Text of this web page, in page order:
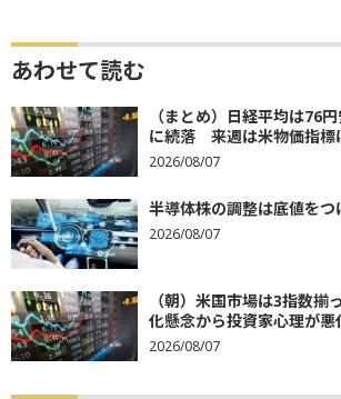
あわせて読む
（まとめ）日経平均は76
に続落 来週は米物価指標
2026/08/07
半導体株の調整は底値をつ
2026/08/07
（朝）米国市場は3指数
化懸念から投資家心理が悪
2026/08/07